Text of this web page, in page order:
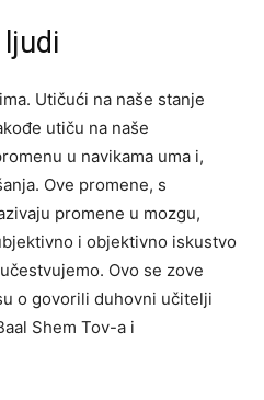
Utičući na naše stanje
utiču na naše
u navikama uma i,
Ove promene, s
promene u mozgu,
i objektivno iskustvo
Ovo se zove
o govorili duhovni učitelji
Shem Tov-a i